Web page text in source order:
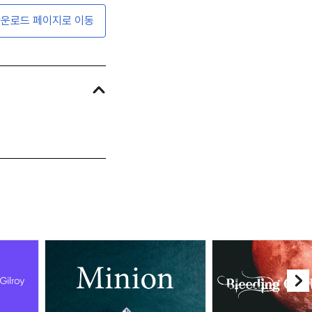
로드 페이지로 이동